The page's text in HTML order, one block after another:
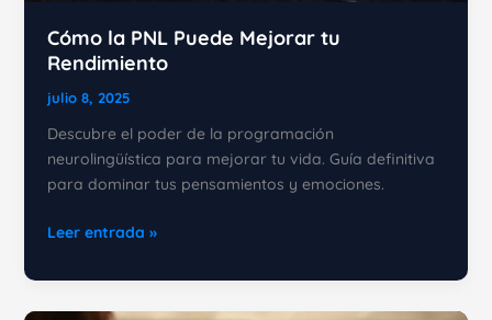
Cómo la PNL Puede Mejorar tu
Rendimiento
julio 8, 2025
Descubre el poder de la programación
neurolingüística para mejorar tu vida. Guía definitiva
para dominar tus pensamientos y emociones.
Cómo
PNL
Puede
Leer entrada »